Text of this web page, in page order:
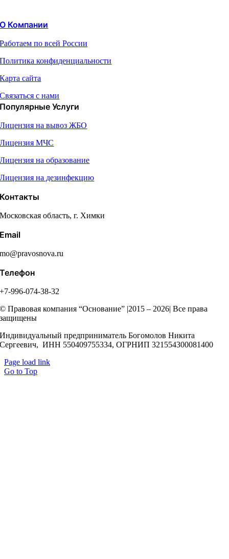
О Компании
Работаем по всей России
Политика конфиденциальности
Карта сайта
Связаться с нами
Популярные Услуги
Лицензия на вывоз ЖБО
Лицензия МЧС
Лицензия на образование
Лицензия на дезинфекцию
Контакты
Московская область, г. Химки
Email
mo@pravosnova.ru
Телефон
+7-996-074-38-32
© Правовая компания “Основание” |2015 – 2026| Все права
защищены
Индивидуальный предприниматель Богомолов Никита
Сергеевич, ИНН 550409755334, ОГРНИП 321554300081400
Page load link
Go to Top